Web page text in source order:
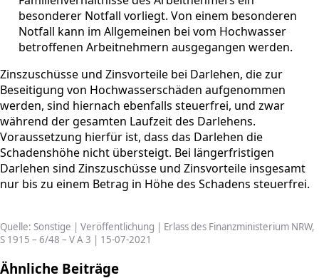
besonderer Notfall vorliegt. Von einem besonderen
Notfall kann im Allgemeinen bei vom Hochwasser
betroffenen Arbeitnehmern ausgegangen werden.
Zinszuschüsse und Zinsvorteile bei Darlehen, die zur
Beseitigung von Hochwasserschäden aufgenommen
werden, sind hiernach ebenfalls steuerfrei, und zwar
während der gesamten Laufzeit des Darlehens.
Voraussetzung hierfür ist, dass das Darlehen die
Schadenshöhe nicht übersteigt. Bei längerfristigen
Darlehen sind Zinszuschüsse und Zinsvorteile insgesamt
nur bis zu einem Betrag in Höhe des Schadens steuerfrei.
Quelle: Sonstige | Veröffentlichung | Erlass des Finanzministerium NRW,
S 1915 – 6/48 – V A 3 | 15-07-2021
Ähnliche Beiträge